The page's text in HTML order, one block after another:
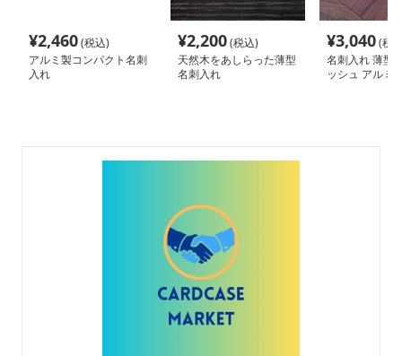
¥2,460(税込)
アルミ製コンパクト名刺
入れ
¥2,200(税込)
天然木をあしらった薄型
名刺入れ
¥3,040(税
名刺入れ 薄型
ッシュ アルミ